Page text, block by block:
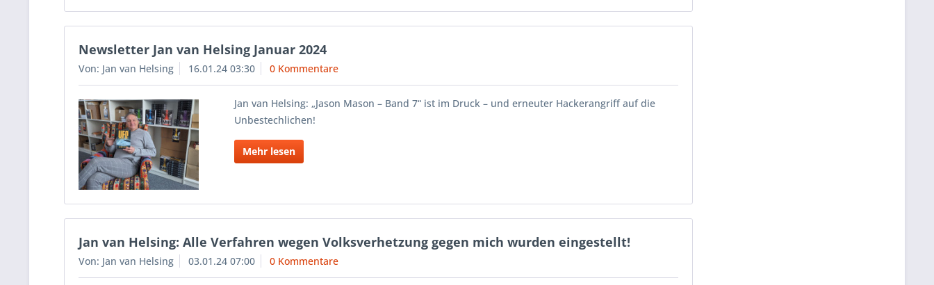
Newsletter Jan van Helsing Januar 2024
Von: Jan van Helsing 16.01.24 03:30 0 Kommentare
Jan van Helsing: „Jason Mason – Band 7“ ist im Druck – und erneuter Hackerangriff auf die
Unbestechlichen!
Mehr lesen
Jan van Helsing: Alle Verfahren wegen Volksverhetzung gegen mich wurden eingestellt!
Von: Jan van Helsing 03.01.24 07:00 0 Kommentare